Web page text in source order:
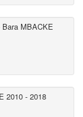
MBACKE
2010 - 2018